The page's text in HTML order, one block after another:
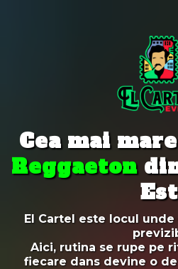
Cea mai
Reggaeton
Est
El Cartel este locul
Aici, rutina se rupe pe
fiecare dans devine o